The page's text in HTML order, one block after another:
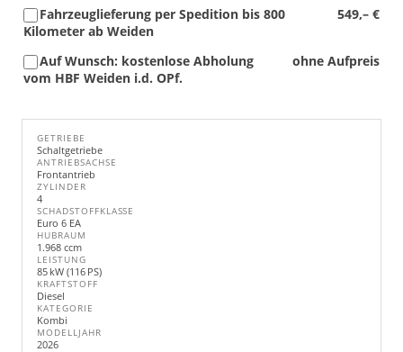
549,– €
Fahrzeuglieferung per Spedition bis 800
Kilometer ab Weiden
ohne Aufpreis
Auf Wunsch: kostenlose Abholung
vom HBF Weiden i.d. OPf.
GETRIEBE
Schaltgetriebe
ANTRIEBSACHSE
Frontantrieb
ZYLINDER
4
SCHADSTOFFKLASSE
Euro 6 EA
HUBRAUM
1.968 ccm
LEISTUNG
85 kW (116 PS)
KRAFTSTOFF
Diesel
KATEGORIE
Kombi
MODELLJAHR
2026